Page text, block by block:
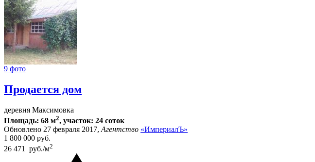
9 фото
Продается дом
деревня Максимовка
Площадь: 68 м2, участок: 24 соток
Обновлено 27 февраля 2017, Агентство «ИмпериалЪ»
1 800 000 руб.
26 471 руб./м2